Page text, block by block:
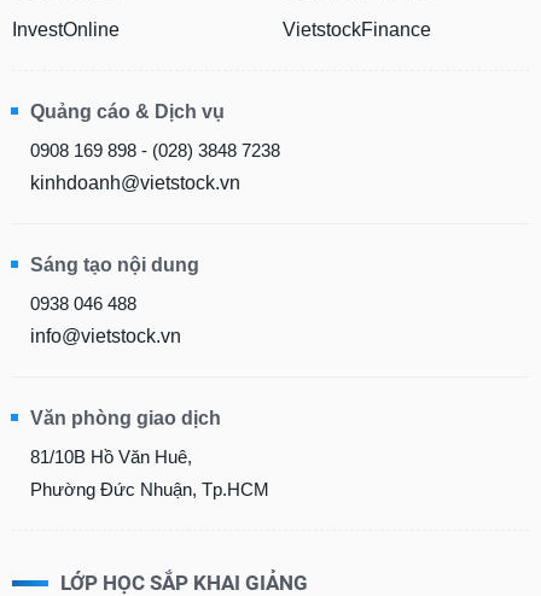
InvestOnline
VietstockFinance
Quảng cáo & Dịch vụ
0908 169 898 - (028) 3848 7238
kinhdoanh@vietstock.vn
Sáng tạo nội dung
0938 046 488
info@vietstock.vn
Văn phòng giao dịch
81/10B Hồ Văn Huê,
Phường Đức Nhuận, Tp.HCM
LỚP HỌC SẮP KHAI GIẢNG